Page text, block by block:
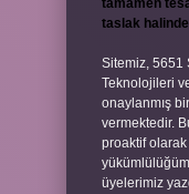
tamamen
taslak
Sitemiz, 5651
Teknolojileri
onaylanmış
vermektedir.
proaktif
üyelerimiz